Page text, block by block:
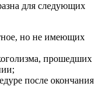
для следующих
но не имеющих
прошедших
после окончания